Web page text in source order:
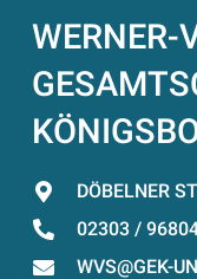
WERNER-
DÖBELNER
02303 /
WVS@GEK-